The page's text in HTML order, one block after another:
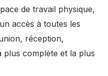
de travail physique,
accès à toutes les
réception,
complète et la plus